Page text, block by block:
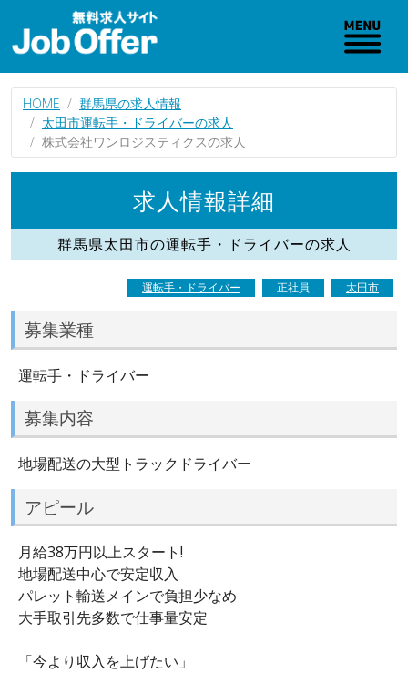
HOME
群馬県の求人情報
太田市運転手・ドライバーの求人
株式会社ワンロジスティクスの求人
求人情報詳細
群馬県太田市の運転手・ドライバーの求人
運転手・ドライバー 正社員 太田市
募集業種
運転手・ドライバー
募集内容
地場配送の大型トラックドライバー
アピール
月給38万円以上スタート!
地場配送中心で安定収入
パレット輸送メインで負担少なめ
大手取引先多数で仕事量安定
「今より収入を上げたい」